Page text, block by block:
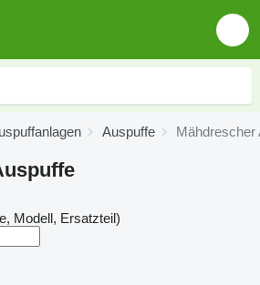
Auspuffe Mähdrescher
Modell, Ersatzteil)